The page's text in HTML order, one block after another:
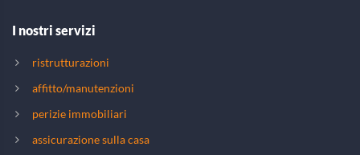
I nostri servizi
ristrutturazioni
affitto/manutenzioni
perizie immobiliari
assicurazione sulla casa